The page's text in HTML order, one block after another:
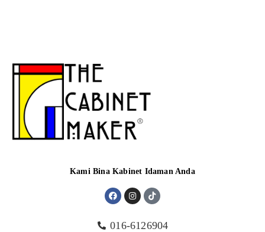
Kami Bina Kabinet Idaman Anda
016-6126904